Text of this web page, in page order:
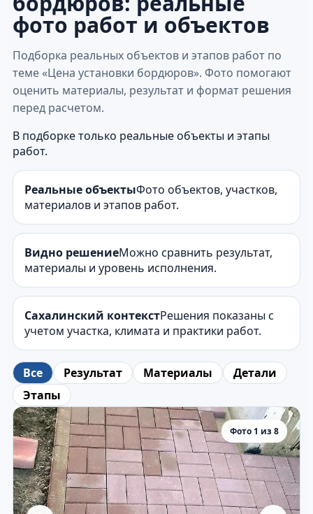
фото работ и объектов
Подборка реальных объектов и этапов работ по
теме «Цена установки бордюров». Фото помогают
оценить материалы, результат и формат решения
перед расчетом.
В подборке только реальные объекты и этапы
работ.
Реальные объектыФото объектов, участков,
материалов и этапов работ.
Видно решениеМожно сравнить результат,
материалы и уровень исполнения.
Сахалинский контекстРешения показаны с
учетом участка, климата и практики работ.
Все Результат Материалы
Детали
Этапы
Фото 1 из 8